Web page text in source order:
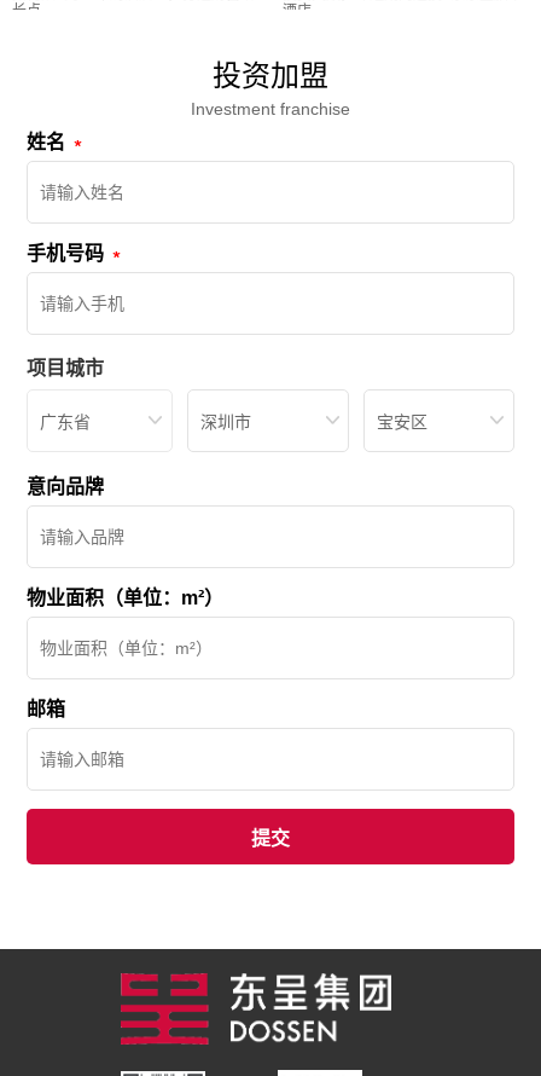
长点
酒店
投资加盟
Investment franchise
姓名
手机号码
项目城市
广东省 深圳市 宝安区
意向品牌
物业面积（单位：m²）
邮箱